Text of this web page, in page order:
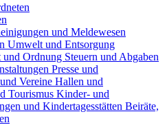
und Meldewesen
Umwelt und Entsorgung
und Ordnung Steuern und Abgaben
Presse und
Vereine Hallen und
Tourismus Kinder- und
und Kindertagesstätten Beiräte,